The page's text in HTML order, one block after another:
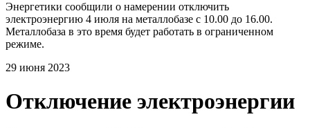
Энергетики сообщили о намерении отключить
электроэнергию 4 июля на металлобазе с 10.00 до 16.00.
Металлобаза в это время будет работать в ограниченном
режиме.
29 июня 2023
Отключение электроэнергии